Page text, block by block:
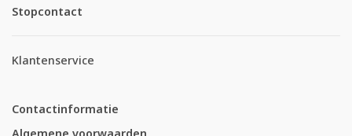
Stopcontact
Klantenservice
Contactinformatie